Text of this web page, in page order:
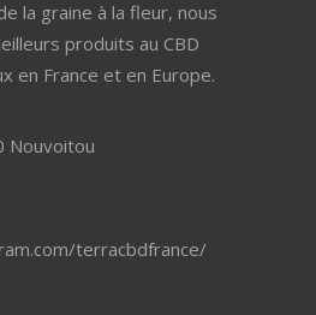
la graine à la fleur, nous
produits au CBD
en France et en Europe.
Nouvoitou
terracbdfrance/